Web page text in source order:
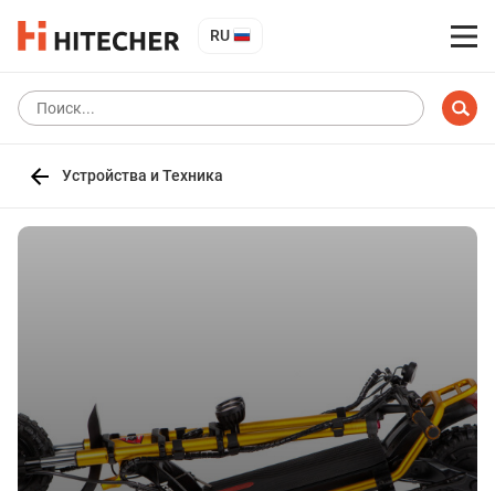
RU
Устройства и Техника